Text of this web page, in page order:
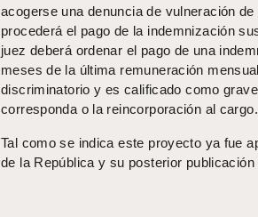
acogerse una denuncia de vulneración
procederá el pago de la indemnización
juez deberá ordenar el pago de una
meses de la última remuneración
discriminatorio y es calificado como
corresponda o la reincorporación al cargo.
Tal como se indica este proyecto ya fue
de la República y su posterior